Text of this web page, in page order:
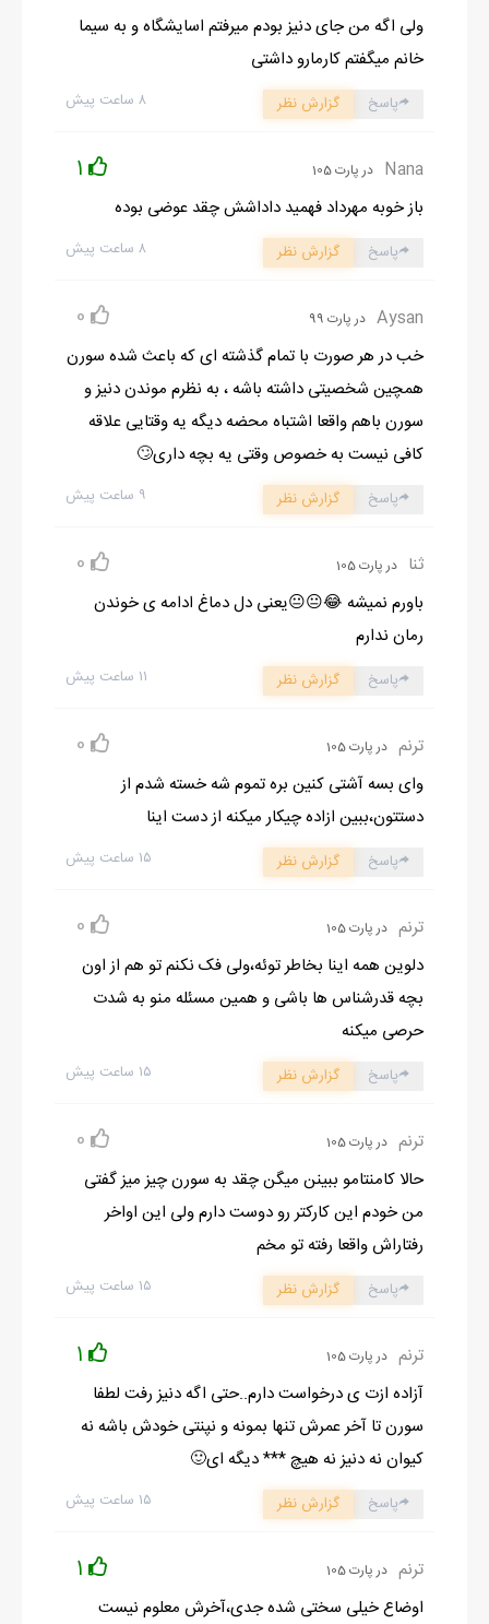
ولی اگه من جای دنیز بودم میرفتم اسایشگاه و به سیما
خانم میگفتم کارمارو داشتی
۸ ساعت پیش پاسخ گزارش نظر
Nana در پارت 105 1
باز خوبه مهرداد فهمید داداشش چقد عوضی بوده
۸ ساعت پیش پاسخ گزارش نظر
Aysan در پارت 99 0
خب در هر صورت با تمام گذشته ای که باعث شده سورن
همچین شخصیتی داشته باشه ، به نظرم موندن دنیز و
سورن باهم واقعا اشتباه محضه دیگه یه وقتایی علاقه
کافی نیست به خصوص وقتی یه بچه داری🙄
۹ ساعت پیش پاسخ گزارش نظر
ثنا در پارت 105 0
باورم نمیشه 😂😐😐یعنی دل دماغ ادامه ی خوندن
رمان ندارم
۱۱ ساعت پیش پاسخ گزارش نظر
ترنم در پارت 105 0
وای بسه آشتی کنین بره تموم شه خسته شدم از
دستتون،ببین ازاده چیکار میکنه از دست اینا
۱۵ ساعت پیش پاسخ گزارش نظر
ترنم در پارت 105 0
دلوین همه اینا بخاطر توئه،ولی فک نکنم تو هم از اون
بچه قدرشناس ها باشی و همین مسئله منو به شدت
حرصی میکنه
۱۵ ساعت پیش پاسخ گزارش نظر
ترنم در پارت 105 0
حالا کامنتامو ببینن میگن چقد به سورن چیز میز گفتی
من خودم این کارکتر رو دوست دارم ولی این اواخر
رفتاراش واقعا رفته تو مخم
۱۵ ساعت پیش پاسخ گزارش نظر
ترنم در پارت 105 1
آزاده ازت ی درخواست دارم..حتی اگه دنیز رفت لطفا
سورن تا آخر عمرش تنها بمونه و نپنتی خودش باشه نه
کیوان نه دنیز نه هیچ *** دیگه ای🙂
۱۵ ساعت پیش پاسخ گزارش نظر
ترنم در پارت 105 1
اوضاع خیلی سختی شده جدی،آخرش معلوم نیست